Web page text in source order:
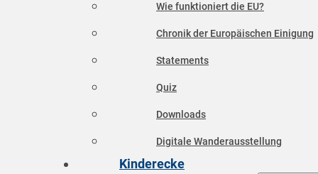
Wie funktioniert die EU?
Chronik der Europäischen Einigung
Statements
Quiz
Downloads
Digitale Wanderausstellung
Kinderecke